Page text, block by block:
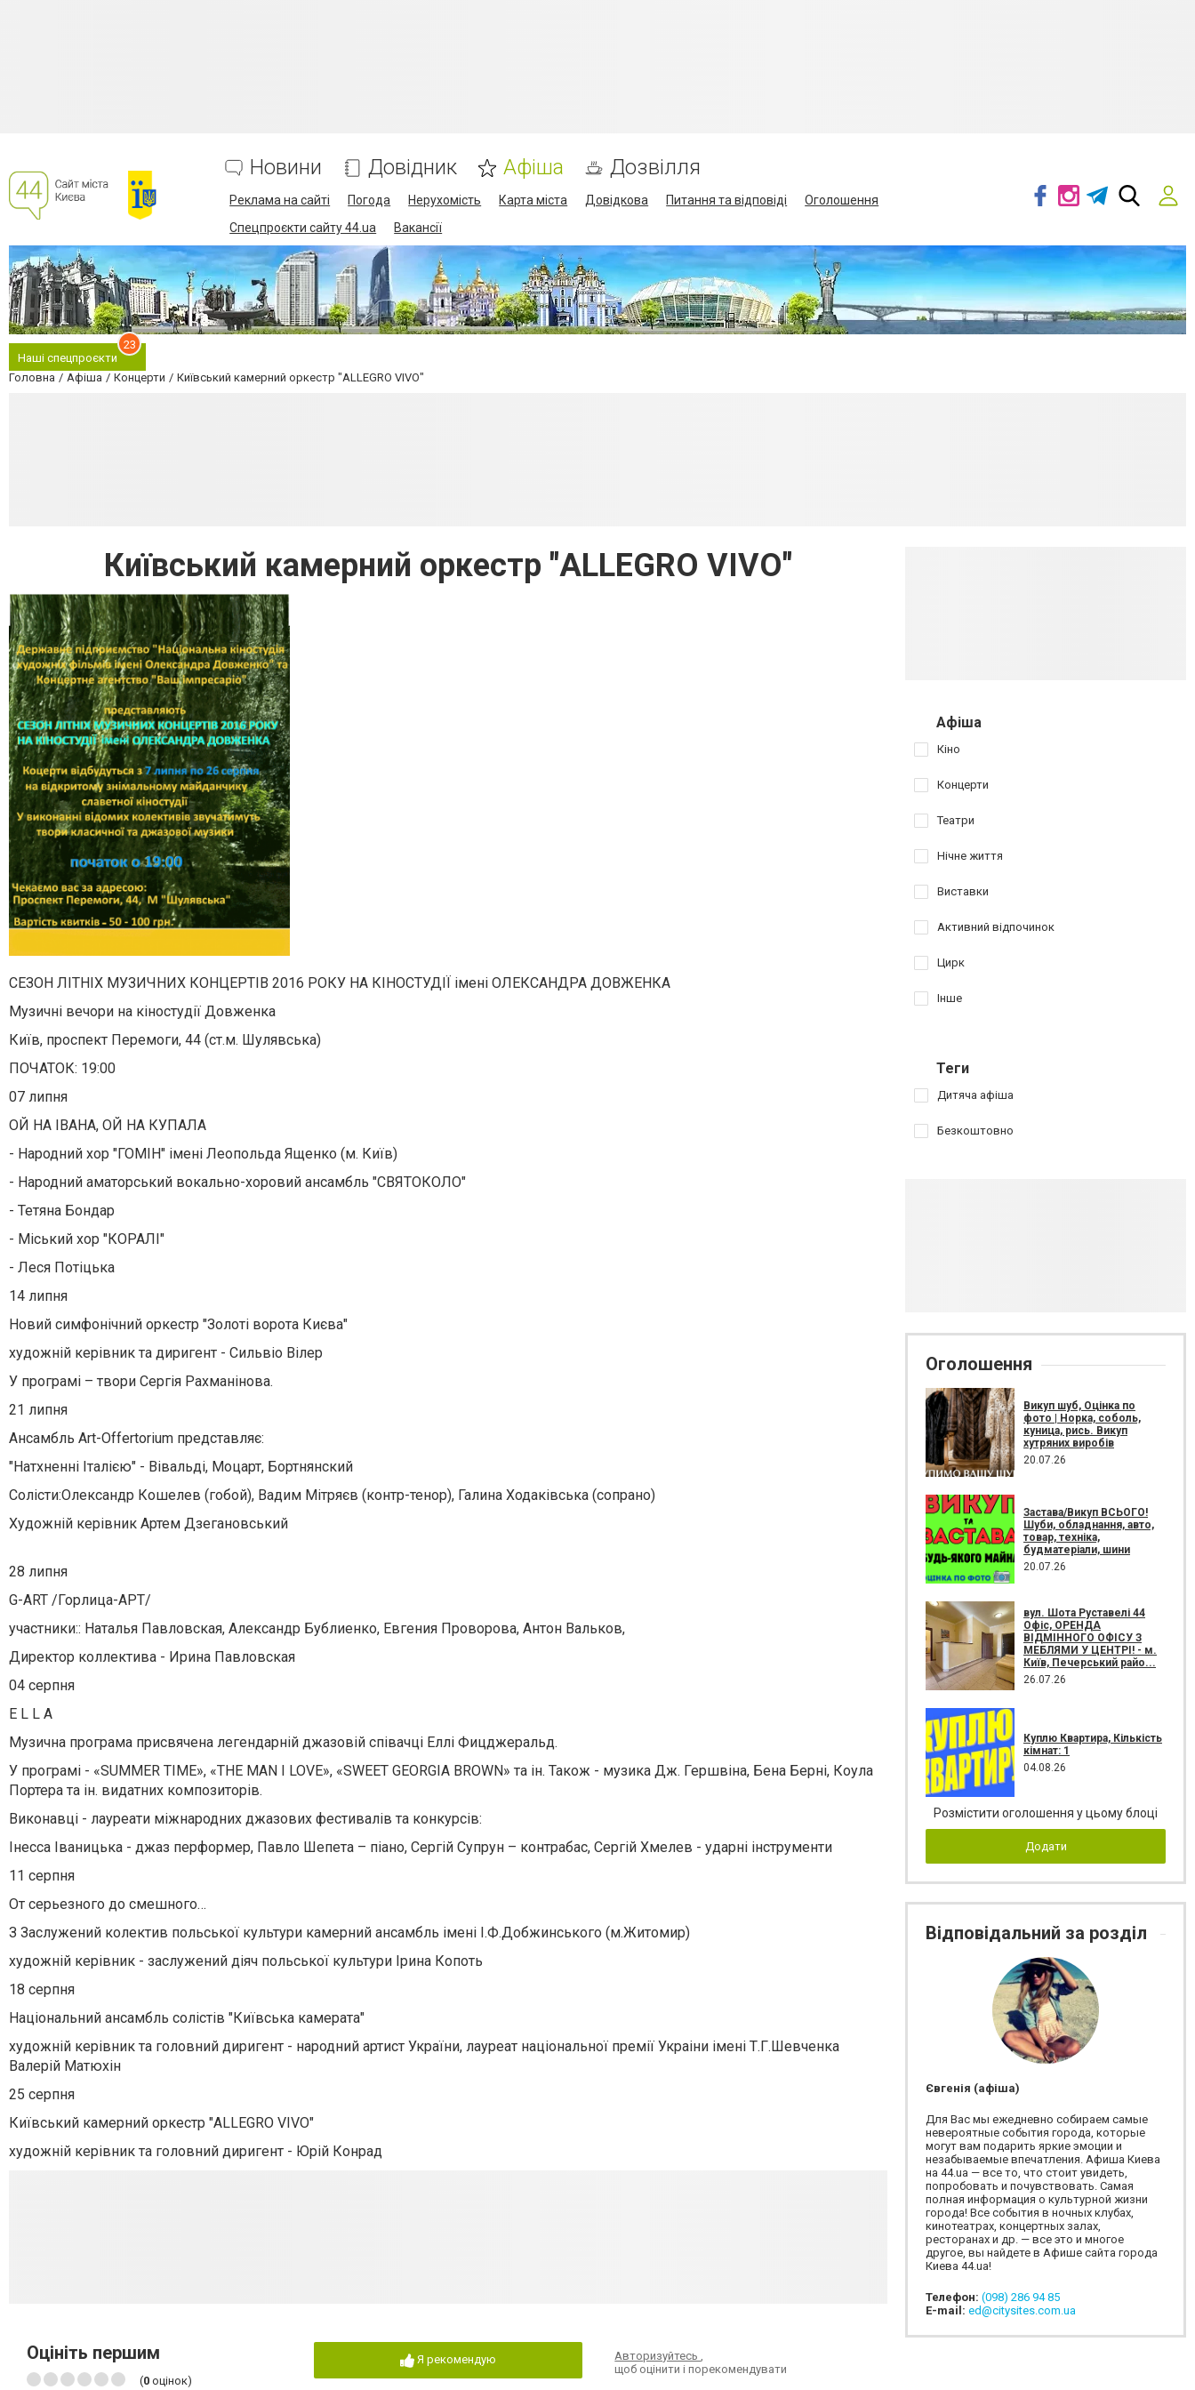
Новини Довідник Афіша Дозвілля
Реклама на сайті Погода Нерухомість Карта міста Довідкова Питання та відповіді
Оголошення
Спецпроєкти сайту 44.ua
Вакансії
Наші спецпроєкти
23
Головна Афіша Концерти Київський камерний оркестр "ALLEGRO VIVO"
Київський камерний оркестр "ALLEGRO VIVO"
СЕЗОН ЛІТНІХ МУЗИЧНИХ КОНЦЕРТІВ 2016 РОКУ НА КІНОСТУДІЇ імені ОЛЕКСАНДРА ДОВЖЕНКА
Музичні вечори на кіностудії Довженка
Київ, проспект Перемоги, 44 (ст.м. Шулявська)
ПОЧАТОК: 19:00
07 липня
ОЙ НА ІВАНА, ОЙ НА КУПАЛА
- Народний хор "ГОМІН" імені Леопольда Ященко (м. Київ)
- Народний аматорський вокально-хоровий ансамбль "СВЯТОКОЛО"
- Тетяна Бондар
- Міський хор "КОРАЛІ"
- Леся Потіцька
14 липня
Новий симфонічний оркестр "Золоті ворота Києва"
художній керівник та диригент - Сильвіо Вілер
У програмі – твори Сергія Рахманінова.
21 липня
Ансамбль Art-Offertorium представляє:
"Натхненні Італією" - Вівальді, Моцарт, Бортнянский
Солісти:Олександр Кошелев (гобой), Вадим Мітряєв (контр-тенор), Галина Ходаківська (сопрано)
Художній керівник Артем Дзегановський
28 липня
G-ART /Горлица-АРТ/
участники:: Наталья Павловская, Александр Бублиенко, Евгения Проворова, Антон Вальков,
Директор коллектива - Ирина Павловская
04 серпня
E L L A
Музична програма присвячена легендарній джазовій співачці Еллі Фицджеральд.
У програмі - «SUMMER TIME», «THE MAN I LOVE», «SWEET GEORGIA BROWN» та ін. Також - музика Дж. Гершвіна, Бена Берні, Коула
Портера та ін. видатних композиторів.
Виконавці - лауреати міжнародних джазових фестивалів та конкурсів:
Інесса Іваницька - джаз перформер, Павло Шепета – піано, Сергій Супрун – контрабас, Сергій Хмелев - ударні інструменти
11 серпня
От серьезного до смешного…
З Заслужений колектив польської культури камерний ансамбль імені І.Ф.Добжинського (м.Житомир)
художній керівник - заслужений діяч польської культури Ірина Копоть
18 серпня
Національний ансамбль солістів "Київська камерата"
художній керівник та головний диригент - народний артист України, лауреат національної премії Украіни імені Т.Г.Шевченка
Валерій Матюхін
25 серпня
Київський камерний оркестр "ALLEGRO VIVO"
художній керівник та головний диригент - Юрій Конрад
Оцініть першим
(0 оцінок)
Я рекомендую Авторизуйтесь,
щоб оцінити і порекомендувати
Афіша
Кіно
Концерти
Театри
Нічне життя
Виставки
Активний відпочинок
Цирк
Інше
Теги
Дитяча афіша
Безкоштовно
Оголошення
Викуп шуб, Оцінка по
фото | Норка, соболь,
куница, рись. Викуп
хутряних виробів
20.07.26
Застава/Викуп ВСЬОГО!
Шуби, обладнання, авто,
товар, техніка,
будматеріали, шини
20.07.26
вул. Шота Руставелі 44
Офіс, ОРЕНДА
ВІДМІННОГО ОФІСУ З
МЕБЛЯМИ У ЦЕНТРІ! - м.
Київ, Печерський райо...
26.07.26
Куплю Квартира, Кількість
кімнат: 1
04.08.26
Розмістити оголошення у цьому блоці
Додати
Відповідальний за розділ
Євгенія (афіша)
Для Вас мы ежедневно собираем самые
невероятные события города, которые
могут вам подарить яркие эмоции и
незабываемые впечатления. Афиша Киева
на 44.ua — все то, что стоит увидеть,
попробовать и почувствовать. Самая
полная информация о культурной жизни
города! Все события в ночных клубах,
кинотеатрах, концертных залах,
ресторанах и др. — все это и многое
другое, вы найдете в Афише сайта города
Киева 44.ua!
Телефон: (098) 286 94 85
E-mail: ed@citysites.com.ua